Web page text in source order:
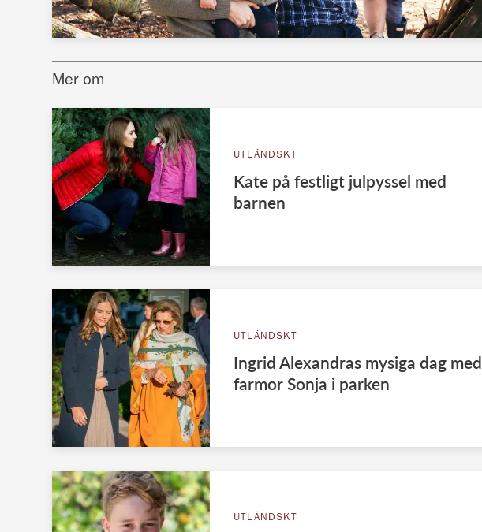
Mer om
UTLÄNDSKT
Kate på festligt julpyssel med
barnen
UTLÄNDSKT
Ingrid Alexandras mysiga dag med
farmor Sonja i parken
UTLÄNDSKT